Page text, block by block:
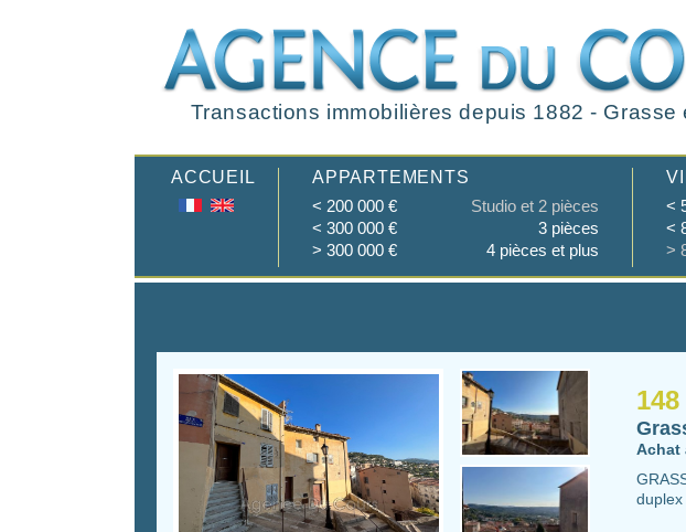
Transactions immobilières depuis 1882 - Grasse
ACCUEIL
APPARTEMENTS
< 200 000 €
< 300 000 €
> 300 000 €
Studio et 2 pièces
3 pièces
4 pièces et plus
<
<
>
Achat
duplex